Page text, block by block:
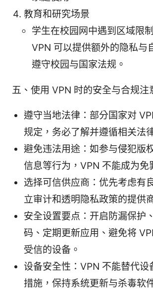
教育和研究场景
学生在校园网中遇到区域限
VPN 可以提供额外的隐私与
遵守校园与国家法规。
五、使用 VPN 时的安全与合规注
遵守当地法律：部分国家对
规定，务必了解并遵循相关法
避免违法用途：如参与侵犯版
信息等行为，VPN 不能成为免
选择可信供应商：优先考虑有
立审计和透明隐私政策的提供
安全设置要点：开启防漏保护
码、定期更新应用、避免将
受信的设备。
设备安全性：VPN 不能替代设
措施，保持系统更新与杀毒软